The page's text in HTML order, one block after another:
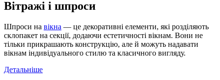
Вітражі і шпроси
Шпроси на вікна — це декоративні елементи, які розділяють
склопакет на секції, додаючи естетичності вікнам. Вони не
тільки прикрашають конструкцію, але й можуть надавати
вікнам індивідуального стилю та класичного вигляду.
Детальніше